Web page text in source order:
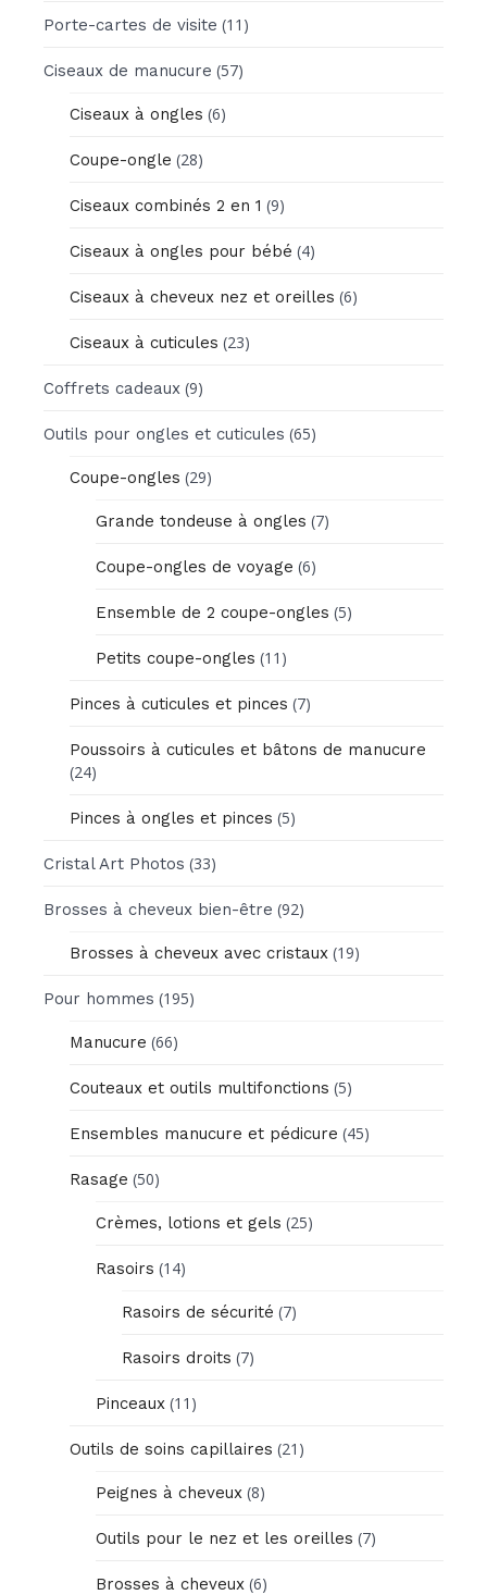
Porte-cartes de visite (11)
Ciseaux de manucure (57)
Ciseaux à ongles (6)
Coupe-ongle (28)
Ciseaux combinés 2 en 1 (9)
Ciseaux à ongles pour bébé (4)
Ciseaux à cheveux nez et oreilles (6)
Ciseaux à cuticules (23)
Coffrets cadeaux (9)
Outils pour ongles et cuticules (65)
Coupe-ongles (29)
Grande tondeuse à ongles (7)
Coupe-ongles de voyage (6)
Ensemble de 2 coupe-ongles (5)
Petits coupe-ongles (11)
Pinces à cuticules et pinces (7)
Poussoirs à cuticules et bâtons de manucure
(24)
Pinces à ongles et pinces (5)
Cristal Art Photos (33)
Brosses à cheveux bien-être (92)
Brosses à cheveux avec cristaux (19)
Pour hommes (195)
Manucure (66)
Couteaux et outils multifonctions (5)
Ensembles manucure et pédicure (45)
Rasage (50)
Crèmes, lotions et gels (25)
Rasoirs (14)
Rasoirs de sécurité (7)
Rasoirs droits (7)
Pinceaux (11)
Outils de soins capillaires (21)
Peignes à cheveux (8)
Outils pour le nez et les oreilles (7)
Brosses à cheveux (6)